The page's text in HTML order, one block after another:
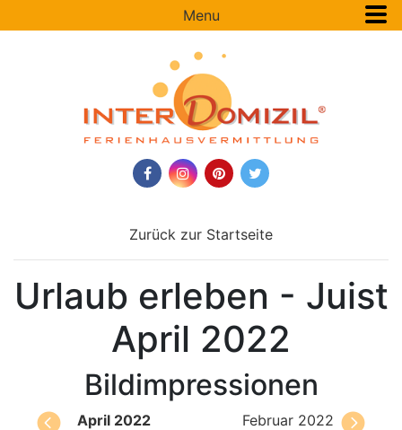
Menu
Zurück zur Startseite
Urlaub erleben - Juist
April 2022
Bildimpressionen
April 2022 Februar 2022